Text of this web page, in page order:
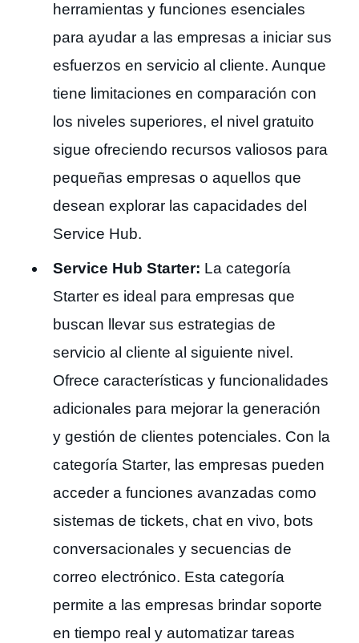
herramientas y funciones esenciales
para ayudar a las empresas a iniciar sus
esfuerzos en servicio al cliente. Aunque
tiene limitaciones en comparación con
los niveles superiores, el nivel gratuito
sigue ofreciendo recursos valiosos para
pequeñas empresas o aquellos que
desean explorar las capacidades del
Service Hub.
Service Hub Starter: La categoría
Starter es ideal para empresas que
buscan llevar sus estrategias de
servicio al cliente al siguiente nivel.
Ofrece características y funcionalidades
adicionales para mejorar la generación
y gestión de clientes potenciales. Con la
categoría Starter, las empresas pueden
acceder a funciones avanzadas como
sistemas de tickets, chat en vivo, bots
conversacionales y secuencias de
correo electrónico. Esta categoría
permite a las empresas brindar soporte
en tiempo real y automatizar tareas